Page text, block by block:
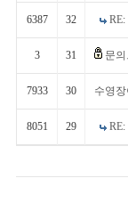
6387 32
3 31 문
7933 30 수영
8051 29